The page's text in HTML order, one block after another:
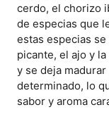
cerdo, el chorizo
de especias que
estas especias
picante, el ajo y
y se deja
determinado, lo
sabor y aroma